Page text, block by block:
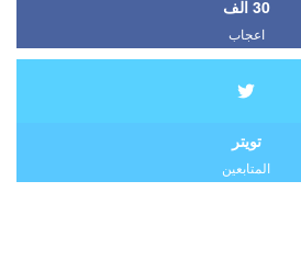
30 الف
اعجاب
تويتر
المتابعين